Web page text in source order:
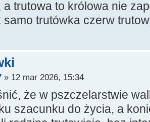
a trutowa to królowa nie
samo trutówka czerw
» 12 mar 2026, 15:34
że w pszczelarstwie
szacunku do życia, a